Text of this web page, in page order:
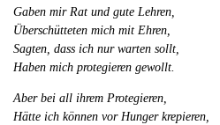
Gaben mir Rat und gute Lehren,
Überschütteten mich mit Ehren,
Sagten, dass ich nur warten sollt,
Haben mich protegieren gewollt.
Aber bei all ihrem Protegieren,
Hätte ich können vor Hunger krepieren,